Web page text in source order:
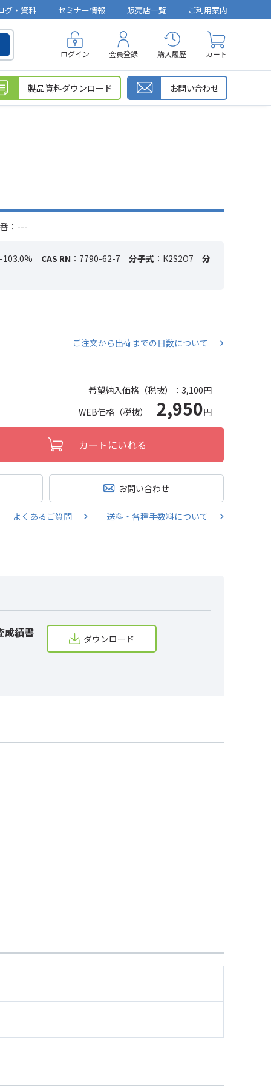
グ・資料 セミナー情報 販売店一覧 ご利用案内
ログイン 会員登録 購入履歴 カート
製品資料ダウンロード お問い合わせ
：---
103.0% CAS RN ：7790-62-7 分子式 ：K2S2O7 分
ご注文から出荷までの日数について
希望納入価格（税抜）： 3,100円
WEB価格（税抜） 2,950円
カートにいれる
お問い合わせ
よくあるご質問 送料・各種手数料について
成績書 ダウンロード